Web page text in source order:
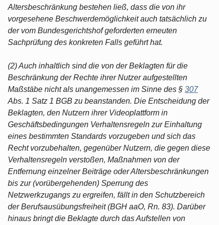
Altersbeschränkung bestehen ließ, dass die von ihr
vorgesehene Beschwerdemöglichkeit auch tatsächlich zu
der vom Bundesgerichtshof geforderten erneuten
Sachprüfung des konkreten Falls geführt hat.
(2) Auch inhaltlich sind die von der Beklagten für die
Beschränkung der Rechte ihrer Nutzer aufgestellten
Maßstäbe nicht als unangemessen im Sinne des § 307
Abs. 1 Satz 1 BGB zu beanstanden. Die Entscheidung der
Beklagten, den Nutzern ihrer Videoplattform in
Geschäftsbedingungen Verhaltensregeln zur Einhaltung
eines bestimmten Standards vorzugeben und sich das
Recht vorzubehalten, gegenüber Nutzern, die gegen diese
Verhaltensregeln verstoßen, Maßnahmen von der
Entfernung einzelner Beiträge oder Altersbeschränkungen
bis zur (vorübergehenden) Sperrung des
Netzwerkzugangs zu ergreifen, fällt in den Schutzbereich
der Berufsausübungsfreiheit (BGH aaO, Rn. 83). Darüber
hinaus bringt die Beklagte durch das Aufstellen von